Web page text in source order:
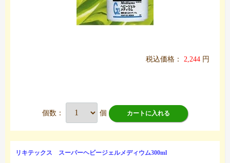
税込価格： 2,244 円
個数： 個 カートに入れる
リキテックス スーパーヘビージェルメディウム300ml